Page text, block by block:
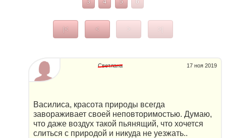
3 4 5 6
|< < > >|
17 ноя 2019
Светлана
Василиса, красота природы всегда
завораживает своей неповторимостью. Думаю,
что даже воздух такой пьянящий, что хочется
слиться с природой и никуда не уезжать..